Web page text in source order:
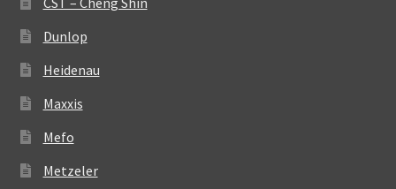
Dunlop
Heidenau
Maxxis
Mefo
Metzeler